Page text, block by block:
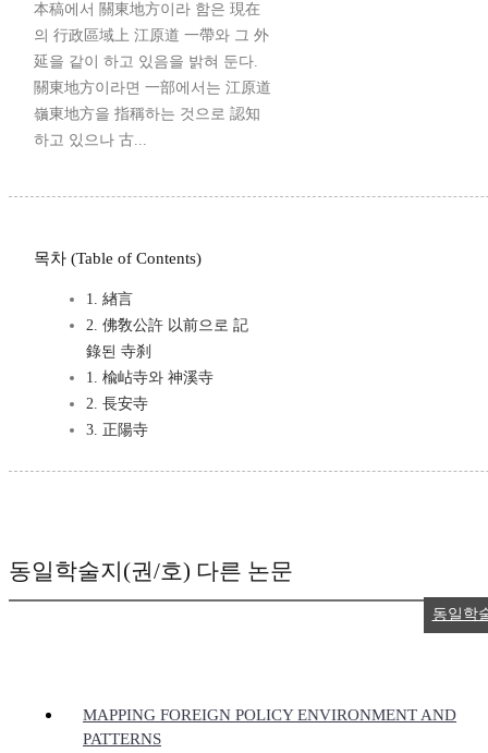
本稿에서 關東地方이라 함은 現在
의 行政區域上 江原道 一帶와 그 外
延을 같이 하고 있음을 밝혀 둔다.
關東地方이라면 一部에서는 江原道
嶺東地方을 指稱하는 것으로 認知
하고 있으나 古...
목차 (Table of Contents)
1. 緖言
2. 佛敎公許 以前으로 記
錄된 寺刹
1. 楡岾寺와 神溪寺
2. 長安寺
3. 正陽寺
동일학술지(권/호) 다른 논문
MAPPING FOREIGN POLICY ENVIRONMENT AND
PATTERNS
동일학